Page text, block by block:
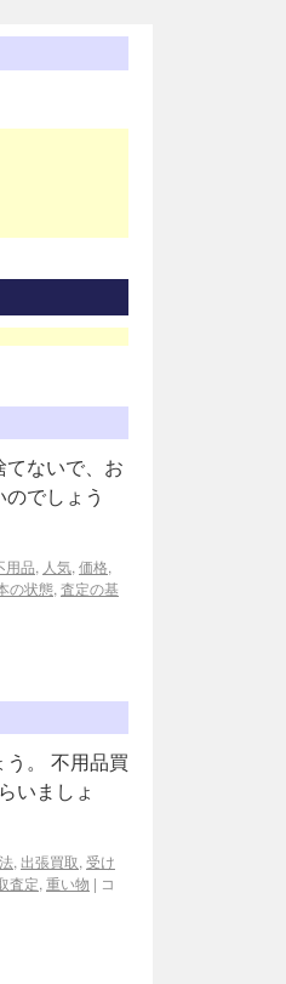
てないで、お
でしょう
用品, 人気, 価格,
の状態, 査定の基
う。 不用品買
いましょ
, 出張買取, 受け
査定, 重い物 | コ